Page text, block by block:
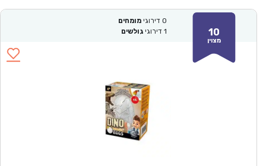
10
מצוין
0 דירוגי מומחים
1 דירוגי גולשים